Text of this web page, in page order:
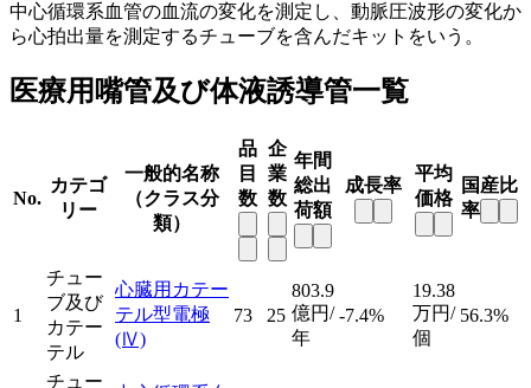
中心循環系血管の血流の変化を測定し、動脈圧波形の変化か
ら心拍出量を測定するチューブを含んだキットをいう。
医療用嘴管及び体液誘導管一覧
No.
カテゴ
リー
一般的名称
（クラス分
類）
品
目
数
企
業
数
年間
総出
荷額
成長率
平均
価格
国産比
率
1
チュー
ブ及び
カテー
テル
心臓用カテー
テル型電極
(Ⅳ)
73 25
803.9
億円/
年
-7.4%
19.38
万円/
個
56.3%
チュー